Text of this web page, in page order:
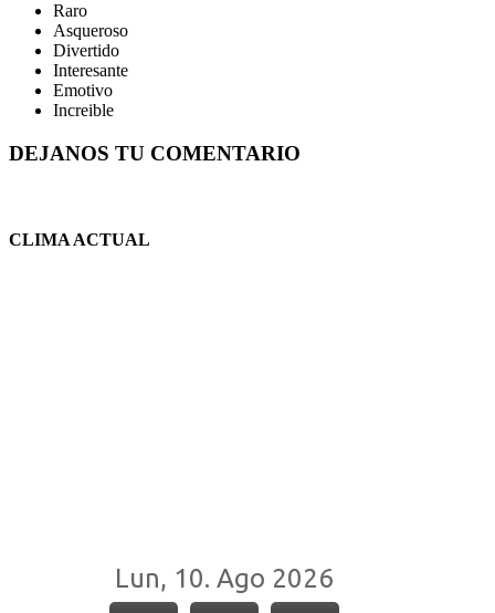
Raro
Asqueroso
Divertido
Interesante
Emotivo
Increible
DEJANOS TU COMENTARIO
CLIMA ACTUAL